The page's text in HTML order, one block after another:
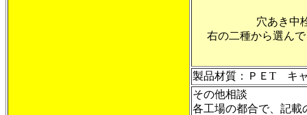
穴あき中
右の二種から選ん
製品材質：ＰＥT キ
その他相談
各工場の都合で、記載